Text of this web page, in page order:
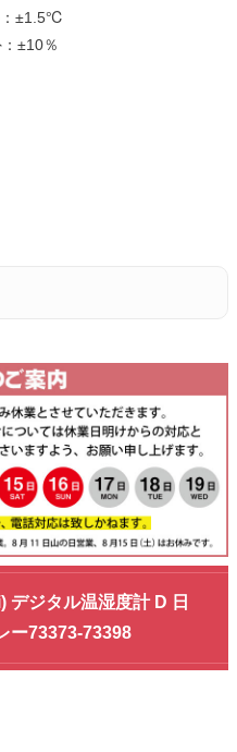
：±1.5℃
±10％
ジタル温湿度計 D 日
ー73373-73398